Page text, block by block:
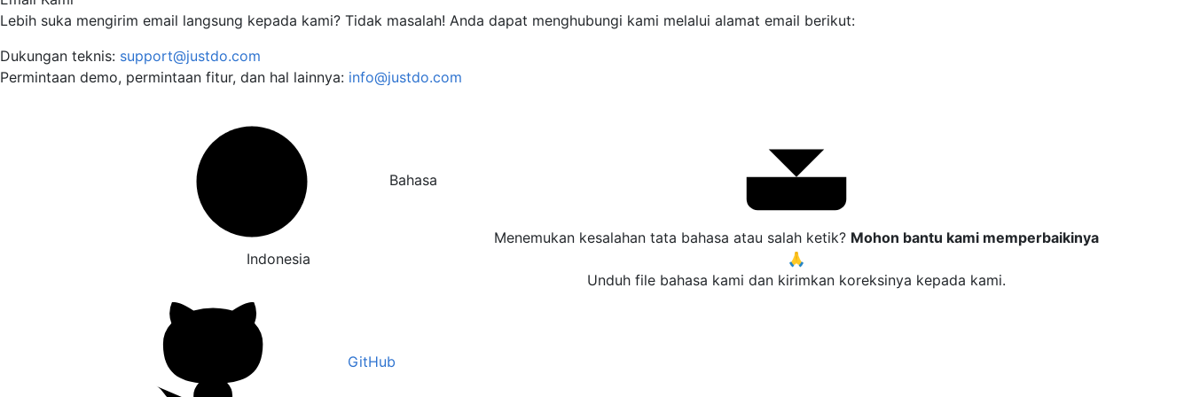
Lebih suka mengirim email langsung kepada kami? Tidak masalah! Anda dapat menghubungi kami melalui alamat email berikut:
Dukungan teknis: support@justdo.com
Permintaan demo, permintaan fitur, dan hal lainnya: info@justdo.com
Indonesia
Menemukan kesalahan tata bahasa atau salah ketik? Mohon bantu kami memperbaikinya
🙏
Unduh file bahasa kami dan kirimkan koreksinya kepada kami.
GitHub